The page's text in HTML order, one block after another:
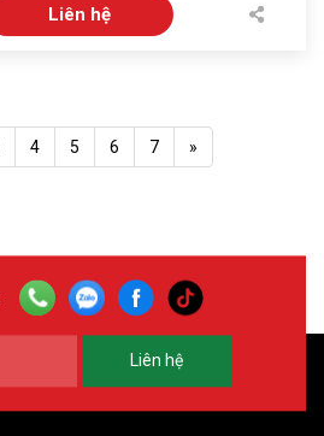
Liên hệ
4 5 6 7 »
Liên hệ